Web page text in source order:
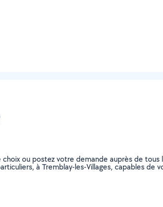
ou postez votre demande auprès de
à Tremblay-les-Villages, capables de